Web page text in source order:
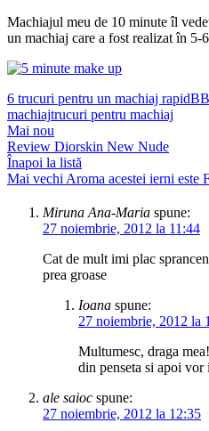
Machiajul meu de 10 minute îl
un machiaj care a fost realizat în 5-
6 trucuri pentru un machiaj rapid
machiajtrucuri pentru machiaj
Mai nou
Review Diorskin New Nude
Înapoi la listă
Mai vechi Aroma acestei ierni este
Miruna Ana-Maria spune:
27 noiembrie, 2012 la 11:44
Cat de mult imi plac
prea groase
Ioana spune:
27 noiembrie, 2012 la
Multumesc, draga
din penseta si apoi
ale saioc spune:
27 noiembrie, 2012 la 12:35